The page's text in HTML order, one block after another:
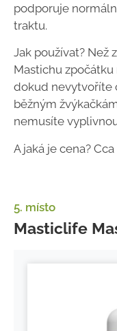
podporuje
traktu.
Jak používat? Než
Mastichu
dokud nevytvoříte
běžným
nemusíte
A jaká je cena? Cca
5. místo
Masticlife